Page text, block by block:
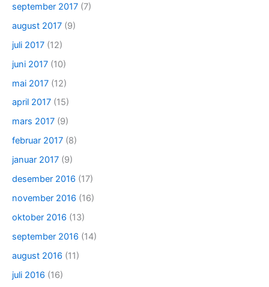
september 2017 (7)
august 2017 (9)
juli 2017 (12)
juni 2017 (10)
mai 2017 (12)
april 2017 (15)
mars 2017 (9)
februar 2017 (8)
januar 2017 (9)
desember 2016 (17)
november 2016 (16)
oktober 2016 (13)
september 2016 (14)
august 2016 (11)
juli 2016 (16)